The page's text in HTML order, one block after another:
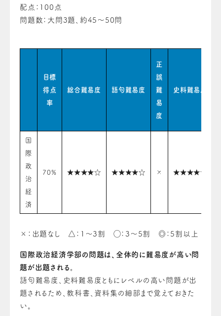
配点：100点
問題数：大問3題、約45〜50問
目標
得点
率
総合難易度 語句難易度
正
誤
難
易
度
史料難易度
国
際
政
治
経
済
70% ★★★★☆ ★★★★☆ × ★★★★☆
×：出題なし △：1〜3割 ◯：3〜5割 ◎：5割以上
国際政治経済学部の問題は、全体的に難易度が高い問
題が出題される。
語句難易度、史料難易度ともにレベルの高い問題が出
題されるため、教科書、資料集の細部まで覚えておきた
い。